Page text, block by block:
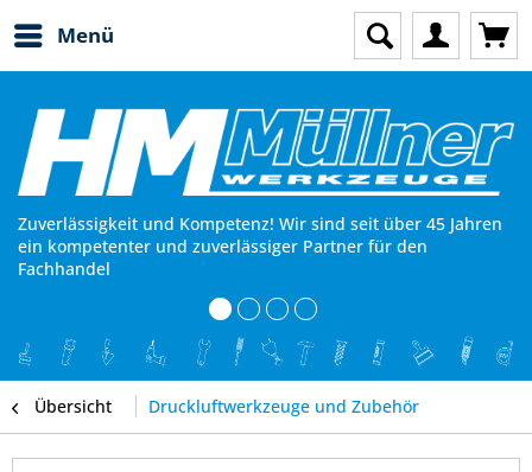
Menü
Zuverlässigkeit und Kompetenz! Wir sind seit über 45 Jahren
ein kompetenter und zuverlässiger Partner für den
Fachhandel
Übersicht Druckluftwerkzeuge und Zubehör